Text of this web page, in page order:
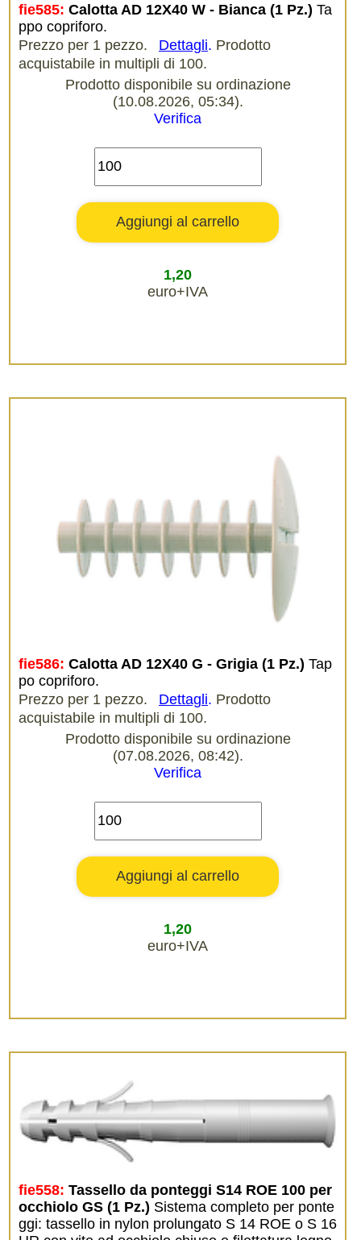
fie585: Calotta AD 12X40 W - Bianca (1 Pz.) Ta
ppo copriforo.
Prezzo per 1 pezzo.
Dettagli. Prodotto
acquistabile in multipli di 100.
Prodotto disponibile su ordinazione
(10.08.2026, 05:34).
Verifica
1,20
euro+IVA
fie586: Calotta AD 12X40 G - Grigia (1 Pz.) Tap
po copriforo.
Prezzo per 1 pezzo.
Dettagli. Prodotto
acquistabile in multipli di 100.
Prodotto disponibile su ordinazione
(07.08.2026, 08:42).
Verifica
1,20
euro+IVA
fie558: Tassello da ponteggi S14 ROE 100 per
occhiolo GS (1 Pz.) Sistema completo per ponte
ggi: tassello in nylon prolungato S 14 ROE o S 16